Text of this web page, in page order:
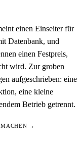
einen Einseiter für
Datenbank, und
einen Festpreis,
wird. Zur groben
aufgeschrieben: eine
eine kleine
Betrieb getrennt.
MACHEN →